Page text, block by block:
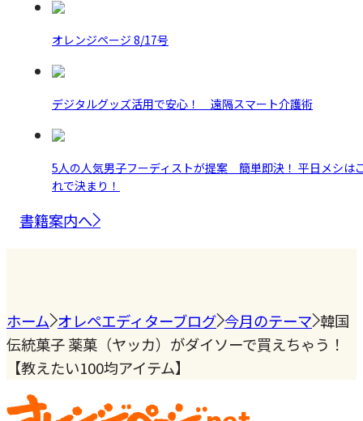
オレンジページ 8/17号
デジタルグッズ活用で安心！ 遠隔スマート介護術
5人の人気男子フーディストが提案 簡単即決！ 平日メシは
れで決まり！
書籍案内へ
ホーム オレペエディターブログ 今月のテーマ 韓国
伝統菓子 薬菓（ヤッカ）がダイソーで買えちゃう！
【教えたい100均アイテム】